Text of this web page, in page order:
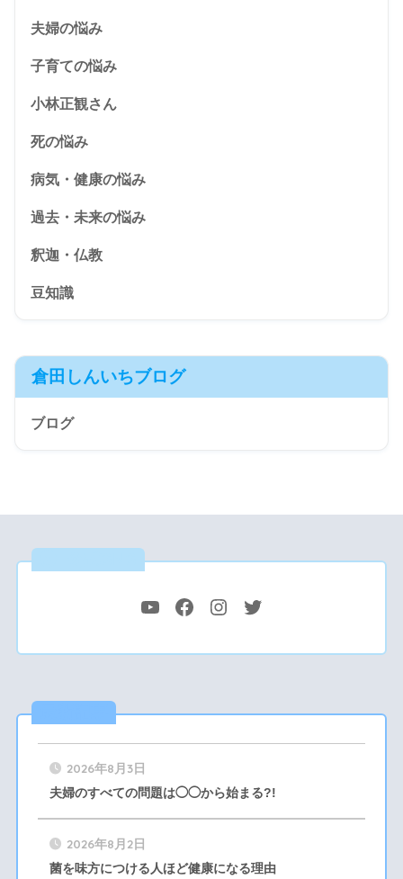
夫婦の悩み
子育ての悩み
小林正観さん
死の悩み
病気・健康の悩み
過去・未来の悩み
釈迦・仏教
豆知識
倉田しんいちブログ
ブログ
2026年8月3日
夫婦のすべての問題は◯◯から始まる?!
2026年8月2日
菌を味方につける人ほど健康になる理由